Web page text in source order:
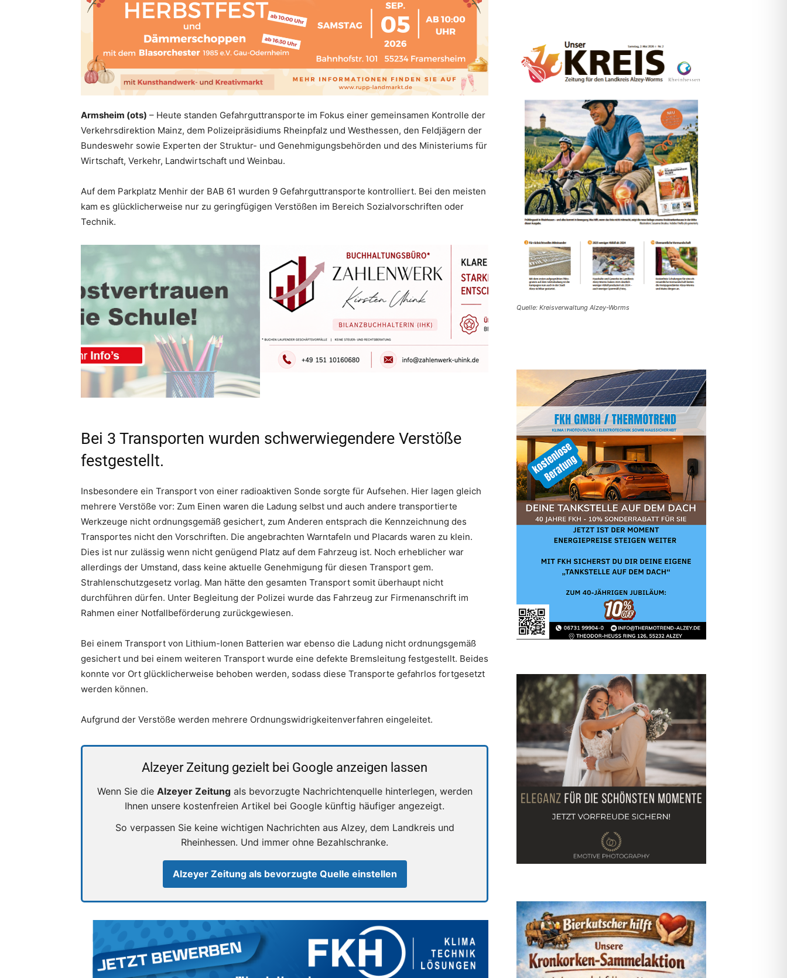
Armsheim (ots) – Heute standen Gefahrguttransporte im Fokus einer gemeinsamen Kontrolle der
Verkehrsdirektion Mainz, dem Polizeipräsidiums Rheinpfalz und Westhessen, den Feldjägern der
Bundeswehr sowie Experten der Struktur- und Genehmigungsbehörden und des Ministeriums für
Wirtschaft, Verkehr, Landwirtschaft und Weinbau.
Auf dem Parkplatz Menhir der BAB 61 wurden 9 Gefahrguttransporte kontrolliert. Bei den meisten
kam es glücklicherweise nur zu geringfügigen Verstößen im Bereich Sozialvorschriften oder
Technik.
Bei 3 Transporten wurden schwerwiegendere Verstöße
festgestellt.
Insbesondere ein Transport von einer radioaktiven Sonde sorgte für Aufsehen. Hier lagen gleich
mehrere Verstöße vor: Zum Einen waren die Ladung selbst und auch andere transportierte
Werkzeuge nicht ordnungsgemäß gesichert, zum Anderen entsprach die Kennzeichnung des
Transportes nicht den Vorschriften. Die angebrachten Warntafeln und Placards waren zu klein.
Dies ist nur zulässig wenn nicht genügend Platz auf dem Fahrzeug ist. Noch erheblicher war
allerdings der Umstand, dass keine aktuelle Genehmigung für diesen Transport gem.
Strahlenschutzgesetz vorlag. Man hätte den gesamten Transport somit überhaupt nicht
durchführen dürfen. Unter Begleitung der Polizei wurde das Fahrzeug zur Firmenanschrift im
Rahmen einer Notfallbeförderung zurückgewiesen.
Bei einem Transport von Lithium-Ionen Batterien war ebenso die Ladung nicht ordnungsgemäß
gesichert und bei einem weiteren Transport wurde eine defekte Bremsleitung festgestellt. Beides
konnte vor Ort glücklicherweise behoben werden, sodass diese Transporte gefahrlos fortgesetzt
werden können.
Aufgrund der Verstöße werden mehrere Ordnungswidrigkeitenverfahren eingeleitet.
Alzeyer Zeitung gezielt bei Google anzeigen lassen
Wenn Sie die Alzeyer Zeitungals bevorzugte Nachrichtenquelle hinterlegen, werden
Ihnen unsere kostenfreien Artikel bei Google künftig häufiger angezeigt.
So verpassen Sie keine wichtigen Nachrichten aus Alzey, dem Landkreis und
Rheinhessen. Und immer ohne Bezahlschranke.
Alzeyer Zeitung als bevorzugte Quelle einstellen
Quelle: Kreisverwaltung Alzey-Worms